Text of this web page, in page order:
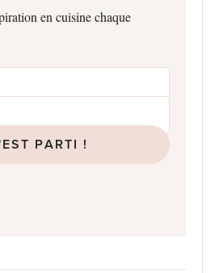
en cuisine chaque
PARTI !